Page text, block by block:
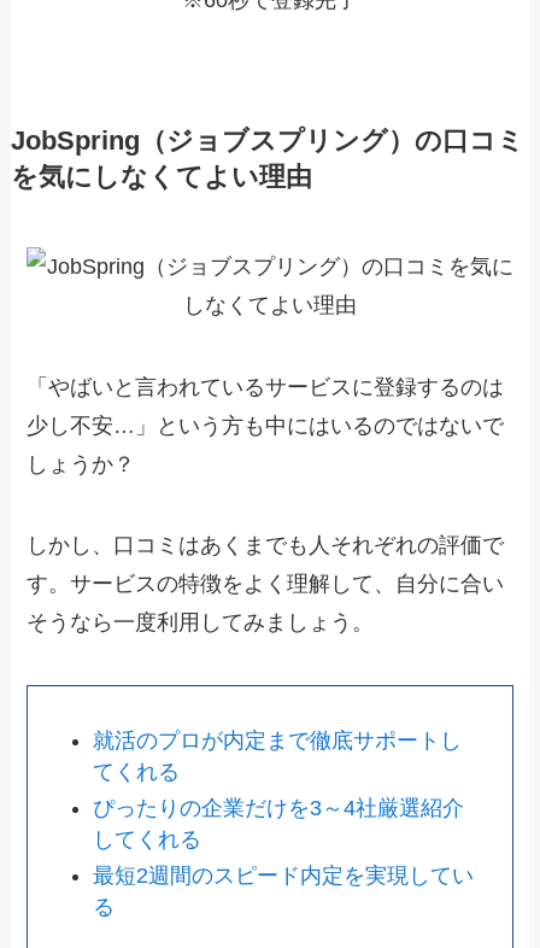
JobSpring（ジョブスプリング）の口コミ
を気にしなくてよい理由
「やばいと言われているサービスに登録するのは
少し不安…」という方も中にはいるのではないで
しょうか？
しかし、口コミはあくまでも人それぞれの評価で
す。サービスの特徴をよく理解して、自分に合い
そうなら一度利用してみましょう。
就活のプロが内定まで徹底サポートし
てくれる
ぴったりの企業だけを3～4社厳選紹介
してくれる
最短2週間のスピード内定を実現してい
る